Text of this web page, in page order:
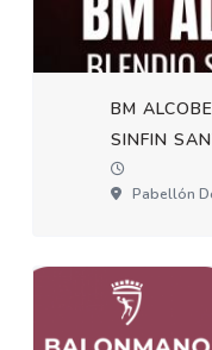
BM
SINFIN
Pabellón